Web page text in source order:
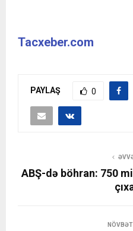
Tacxeber.com
PAYLAŞ 0
ABŞ-də böhran: 750